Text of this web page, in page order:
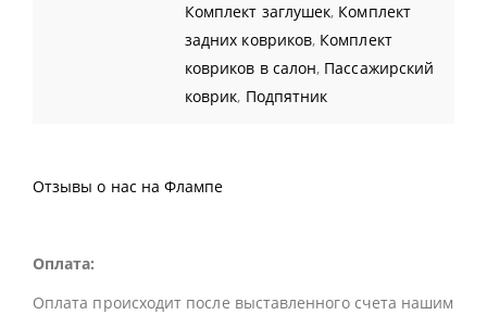
Комплект заглушек, Комплект
задних ковриков, Комплект
ковриков в салон, Пассажирский
коврик, Подпятник
Отзывы о нас на Флампе
Оплата:
Оплата происходит после выставленного счета нашим